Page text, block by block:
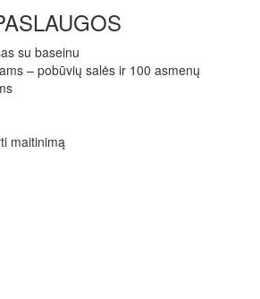
su baseinu
– pobūvių salės ir 100 asmenų
maitinimą